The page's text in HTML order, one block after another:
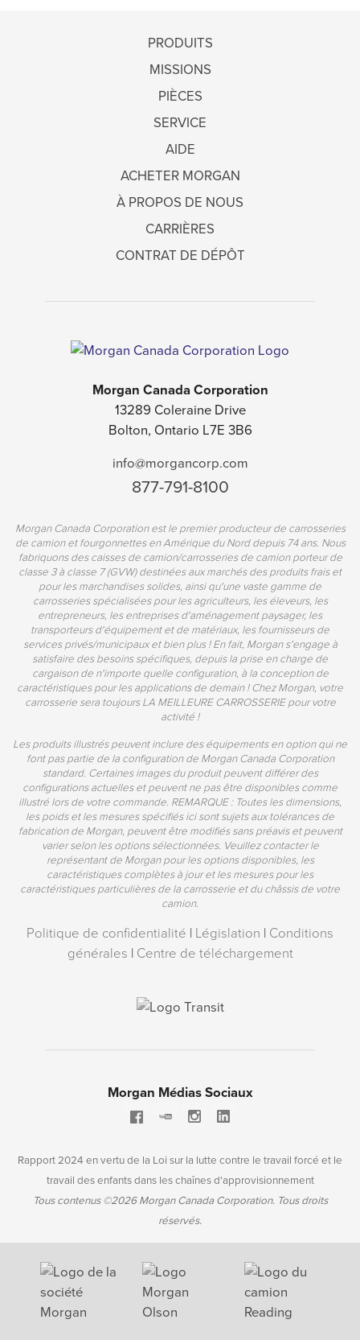
PRODUITS
MISSIONS
PIÈCES
SERVICE
AIDE
ACHETER MORGAN
À PROPOS DE NOUS
CARRIÈRES
CONTRAT DE DÉPÔT
Morgan Canada Corporation
13289 Coleraine Drive
Bolton, Ontario L7E 3B6
info@morgancorp.com
877-791-8100
Morgan Canada Corporation est le premier producteur de carrosseries
de camion et fourgonnettes en Amérique du Nord depuis 74 ans. Nous
fabriquons des caisses de camion/carrosseries de camion porteur de
classe 3 à classe 7 (GVW) destinées aux marchés des produits frais et
pour les marchandises solides, ainsi qu'une vaste gamme de
carrosseries spécialisées pour les agriculteurs, les éleveurs, les
entrepreneurs, les entreprises d'aménagement paysager, les
transporteurs d'équipement et de matériaux, les fournisseurs de
services privés/municipaux et bien plus ! En fait, Morgan s'engage à
satisfaire des besoins spécifiques, depuis la prise en charge de
cargaison de n'importe quelle configuration, à la conception de
caractéristiques pour les applications de demain ! Chez Morgan, votre
carrosserie sera toujours LA MEILLEURE CARROSSERIE pour votre
activité !
Les produits illustrés peuvent inclure des équipements en option qui ne
font pas partie de la configuration de Morgan Canada Corporation
standard. Certaines images du produit peuvent différer des
configurations actuelles et peuvent ne pas être disponibles comme
illustré lors de votre commande. REMARQUE : Toutes les dimensions,
les poids et les mesures spécifiés ici sont sujets aux tolérances de
fabrication de Morgan, peuvent être modifiés sans préavis et peuvent
varier selon les options sélectionnées. Veuillez contacter le
représentant de Morgan pour les options disponibles, les
caractéristiques complètes à jour et les mesures pour les
caractéristiques particulières de la carrosserie et du châssis de votre
camion.
Politique de confidentialité | Législation | Conditions
générales | Centre de téléchargement
Morgan Médias Sociaux
Rapport 2024 en vertu de la Loi sur la lutte contre le travail forcé et le
travail des enfants dans les chaînes d'approvisionnement
Tous contenus ©2026 Morgan Canada Corporation. Tous droits
réservés.